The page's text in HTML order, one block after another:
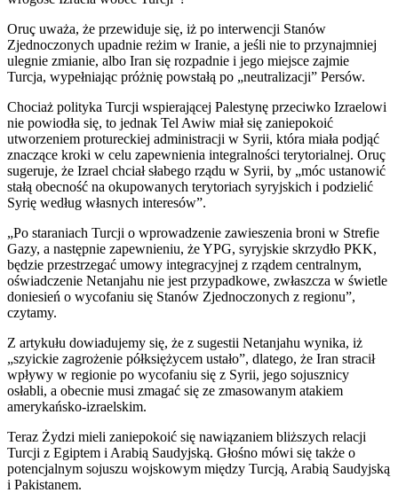
Oruç uważa, że przewiduje się, iż po interwencji Stanów
Zjednoczonych upadnie reżim w Iranie, a jeśli nie to przynajmniej
ulegnie zmianie, albo Iran się rozpadnie i jego miejsce zajmie
Turcja, wypełniając próżnię powstałą po „neutralizacji” Persów.
Chociaż polityka Turcji wspierającej Palestynę przeciwko Izraelowi
nie powiodła się, to jednak Tel Awiw miał się zaniepokoić
utworzeniem protureckiej administracji w Syrii, która miała podjąć
znaczące kroki w celu zapewnienia integralności terytorialnej. Oruç
sugeruje, że Izrael chciał słabego rządu w Syrii, by „móc ustanowić
stałą obecność na okupowanych terytoriach syryjskich i podzielić
Syrię według własnych interesów”.
„Po staraniach Turcji o wprowadzenie zawieszenia broni w Strefie
Gazy, a następnie zapewnieniu, że YPG, syryjskie skrzydło PKK,
będzie przestrzegać umowy integracyjnej z rządem centralnym,
oświadczenie Netanjahu nie jest przypadkowe, zwłaszcza w świetle
doniesień o wycofaniu się Stanów Zjednoczonych z regionu”,
czytamy.
Z artykułu dowiadujemy się, że z sugestii Netanjahu wynika, iż
„szyickie zagrożenie półksiężycem ustało”, dlatego, że Iran stracił
wpływy w regionie po wycofaniu się z Syrii, jego sojusznicy
osłabli, a obecnie musi zmagać się ze zmasowanym atakiem
amerykańsko-izraelskim.
Teraz Żydzi mieli zaniepokoić się nawiązaniem bliższych relacji
Turcji z Egiptem i Arabią Saudyjską. Głośno mówi się także o
potencjalnym sojuszu wojskowym między Turcją, Arabią Saudyjską
i Pakistanem.